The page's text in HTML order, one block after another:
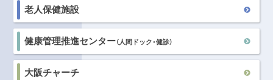
老人保健施設
健康管理推進センター（人間ドック・健診）
大阪チャーチ